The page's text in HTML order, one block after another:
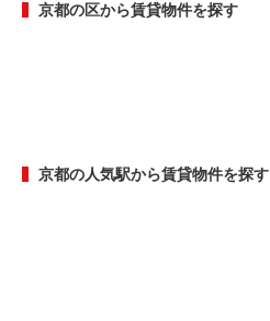
京都の区から賃貸物件を探す
京都の人気駅から賃貸物件を探す